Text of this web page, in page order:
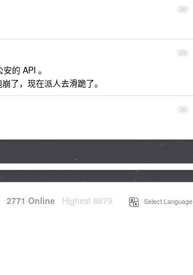
28
29
的 API 。
了，现在派人去滑跪了。
30
2771 Online Highest 6679 Select Language